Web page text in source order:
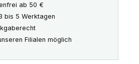
ab 50 €
bis 5 Werktagen
Filialen möglich